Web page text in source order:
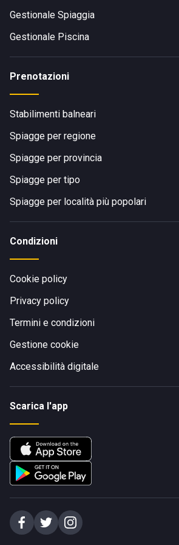
Gestionale Spiaggia
Gestionale Piscina
Prenotazioni
Stabilimenti balneari
Spiagge per regione
Spiagge per provincia
Spiagge per tipo
Spiagge per località più popolari
Condizioni
Cookie policy
Privacy policy
Termini e condizioni
Gestione cookie
Accessibilità digitale
Scarica l'app